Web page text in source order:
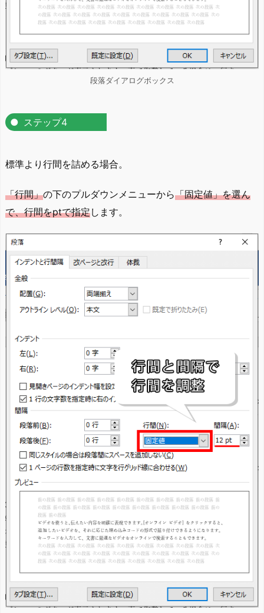
段落ダイアログボックス
ステップ4
標準より行間を詰める場合。
「行間」の下のプルダウンメニューから「固定値」を選ん
で、行間をptで指定します。